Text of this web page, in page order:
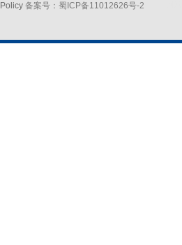
备案号：蜀ICP备11012626号-2